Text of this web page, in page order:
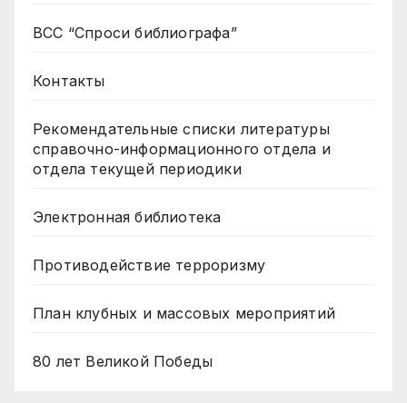
ВСС “Спроси библиографа”
Контакты
Рекомендательные списки литературы
справочно-информационного отдела и
отдела текущей периодики
Электронная библиотека
Противодействие терроризму
План клубных и массовых мероприятий
80 лет Великой Победы